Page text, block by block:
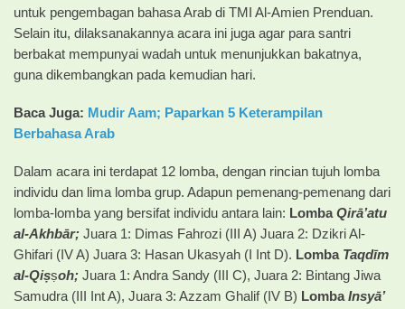
untuk pengembagan bahasa Arab di TMI Al-Amien Prenduan.
Selain itu, dilaksanakannya acara ini juga agar para santri
berbakat mempunyai wadah untuk menunjukkan bakatnya,
guna dikembangkan pada kemudian hari.
Baca Juga: Mudir Aam; Paparkan 5 Keterampilan
Berbahasa Arab
Dalam acara ini terdapat 12 lomba, dengan rincian tujuh lomba
individu dan lima lomba grup. Adapun pemenang-pemenang dari
lomba-lomba yang bersifat individu antara lain: LombaQirā’atu
al-Akhbār; Juara 1: Dimas Fahrozi (III A) Juara 2: Dzikri Al-
Ghifari (IV A) Juara 3: Hasan Ukasyah (I Int D). Lomba Taqdīm
al-Qiṣṣoh; Juara 1: Andra Sandy (III C), Juara 2: Bintang Jiwa
Samudra (III Int A), Juara 3: Azzam Ghalif (IV B) LombaInsyā’